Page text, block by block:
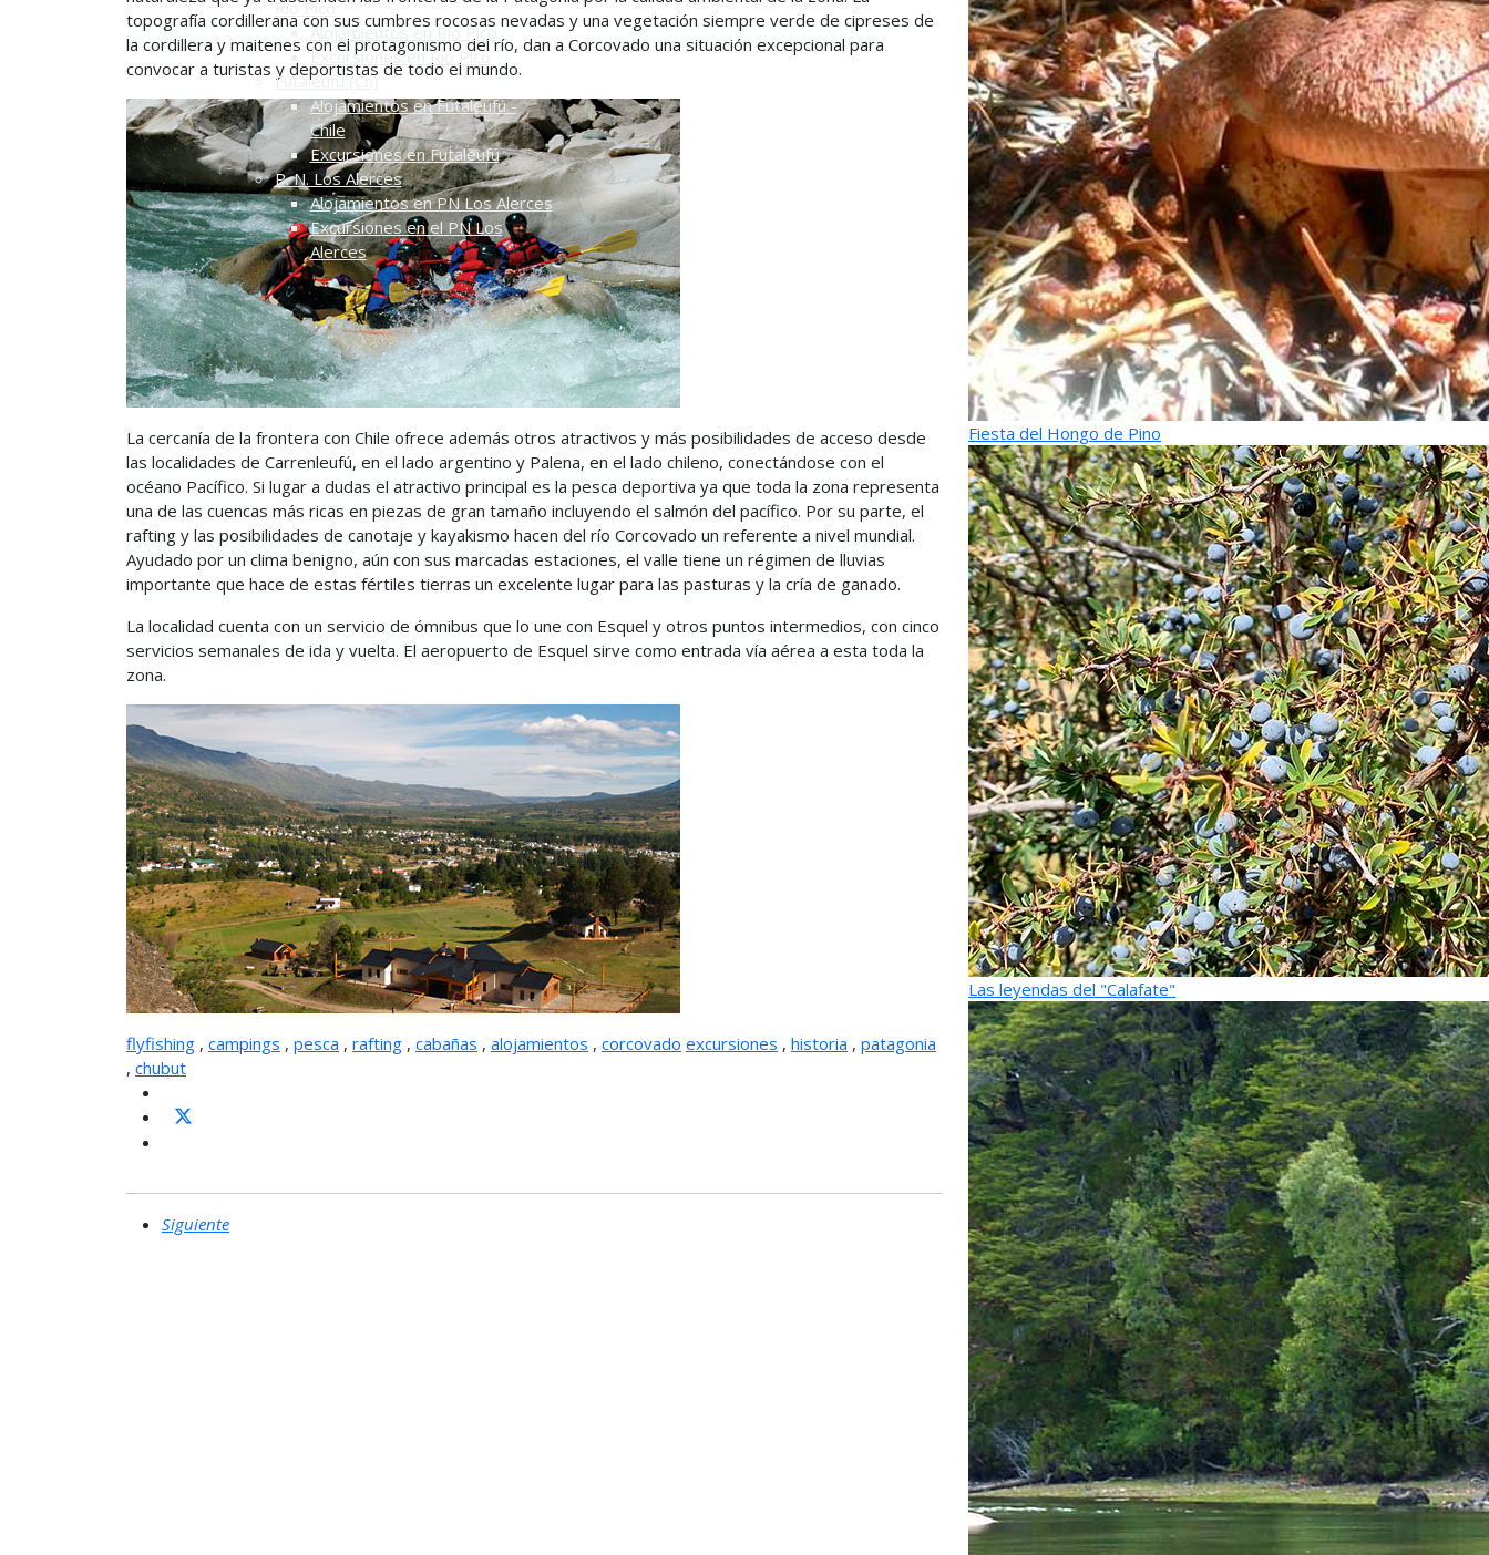
Río Pico
Alojamientos en Río Pico
Excursiones en Río Pico
Futaleufú (Ch)
Alojamientos en Futaleufú -
Chile
Excursiones en Futaleufú
P. N. Los Alerces
Alojamientos en PN Los Alerces
Excursiones en el PN Los
Alerces
topografía cordillerana con sus cumbres rocosas nevadas y una vegetación siempre verde de cipreses de
la cordillera y maitenes con el protagonismo del río, dan a Corcovado una situación excepcional para
convocar a turistas y deportistas de todo el mundo.
La cercanía de la frontera con Chile ofrece además otros atractivos y más posibilidades de acceso desde
las localidades de Carrenleufú, en el lado argentino y Palena, en el lado chileno, conectándose con el
océano Pacífico. Si lugar a dudas el atractivo principal es la pesca deportiva ya que toda la zona representa
una de las cuencas más ricas en piezas de gran tamaño incluyendo el salmón del pacífico. Por su parte, el
rafting y las posibilidades de canotaje y kayakismo hacen del río Corcovado un referente a nivel mundial.
Ayudado por un clima benigno, aún con sus marcadas estaciones, el valle tiene un régimen de lluvias
importante que hace de estas fértiles tierras un excelente lugar para las pasturas y la cría de ganado.
La localidad cuenta con un servicio de ómnibus que lo une con Esquel y otros puntos intermedios, con cinco
servicios semanales de ida y vuelta. El aeropuerto de Esquel sirve como entrada vía aérea a esta toda la
zona.
flyfishing , campings , pesca , rafting , cabañas , alojamientos , corcovado excursiones , historia , patagonia
, chubut
Siguiente
Fiesta del Hongo de Pino
Las leyendas del "Calafate"